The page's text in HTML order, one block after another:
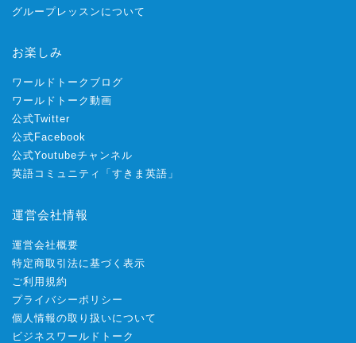
グループレッスンについて
お楽しみ
ワールドトークブログ
ワールドトーク動画
公式Twitter
公式Facebook
公式Youtubeチャンネル
英語コミュニティ「すきま英語」
運営会社情報
運営会社概要
特定商取引法に基づく表示
ご利用規約
プライバシーポリシー
個人情報の取り扱いについて
ビジネスワールドトーク